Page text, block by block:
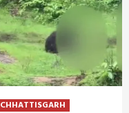
CHHATTISGARH